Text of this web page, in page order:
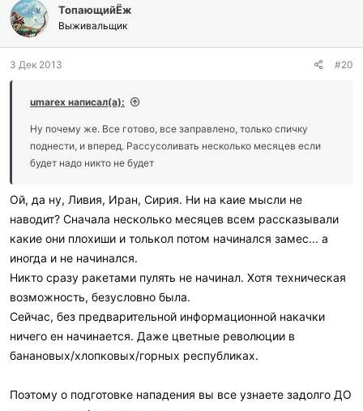
ТопающийЁж
Выживальщик
3 Дек 2013 #20
umarex написал(а):
Ну почему же. Все готово, все заправлено, только спичку
поднести, и вперед. Рассусоливать несколько месяцев если
будет надо никто не будет
Ой, да ну, Ливия, Иран, Сирия. Ни на каие мысли не
наводит? Сначала несколько месяцев всем рассказывали
какие они плохиши и толькол потом начинался замес... а
иногда и не начинался.
Никто сразу ракетами пулять не начинал. Хотя техническая
возможность, безусловно была.
Сейчас, без предварительной информационной накачки
ничего ен начинается. Даже цветные революции в
банановых/хлопковых/горных республиках.
Поэтому о подготовке нападения вы все узнаете задолго ДО